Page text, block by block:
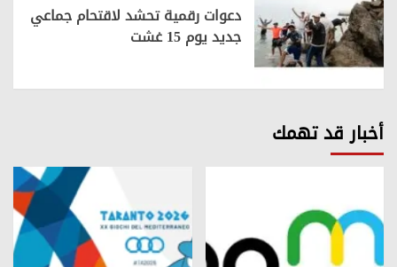
دعوات رقمية تحشد لاقتحام جماعي
جديد يوم 15 غشت
أخبار قد تهمك